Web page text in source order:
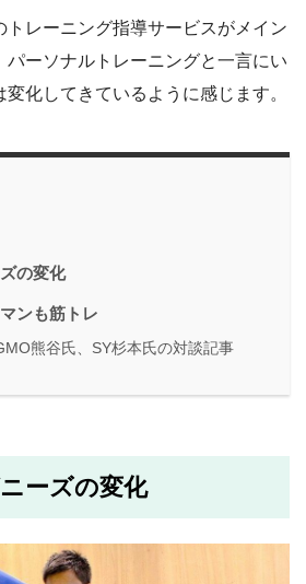
トレーニング指導サービスがメイン
パーソナルトレーニングと一言にい
化してきているように感じます。
の変化
ンも筋トレ
熊谷氏、SY杉本氏の対談記事
ーズの変化